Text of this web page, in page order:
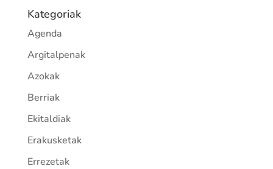
Kategoriak
Agenda
Argitalpenak
Azokak
Berriak
Ekitaldiak
Erakusketak
Errezetak